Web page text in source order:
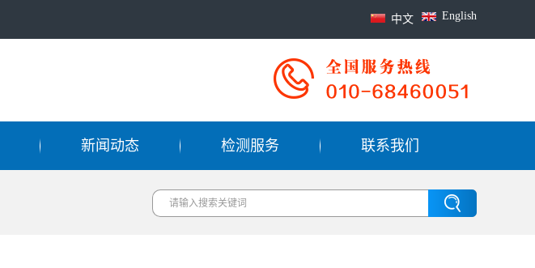
English
中文
新闻动态 检测服务 联系我们